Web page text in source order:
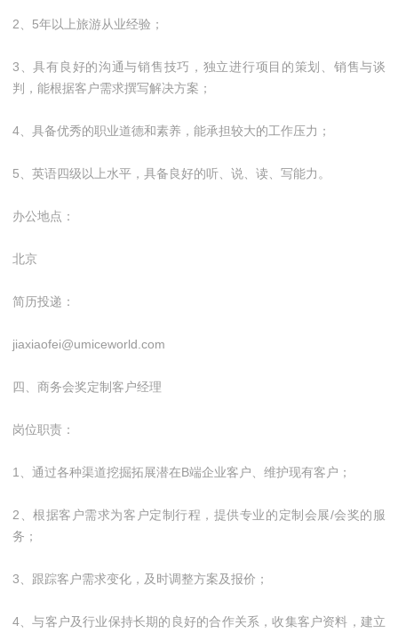
2、5年以上旅游从业经验；
3、具有良好的沟通与销售技巧，独立进行项目的策划、销售与谈
判，能根据客户需求撰写解决方案；
4、具备优秀的职业道德和素养，能承担较大的工作压力；
5、英语四级以上水平，具备良好的听、说、读、写能力。
办公地点：
北京
简历投递：
jiaxiaofei@umiceworld.com
四、商务会奖定制客户经理
岗位职责：
1、通过各种渠道挖掘拓展潜在B端企业客户、维护现有客户；
2、根据客户需求为客户定制行程，提供专业的定制会展/会奖的服
务；
3、跟踪客户需求变化，及时调整方案及报价；
4、与客户及行业保持长期的良好的合作关系，收集客户资料，建立